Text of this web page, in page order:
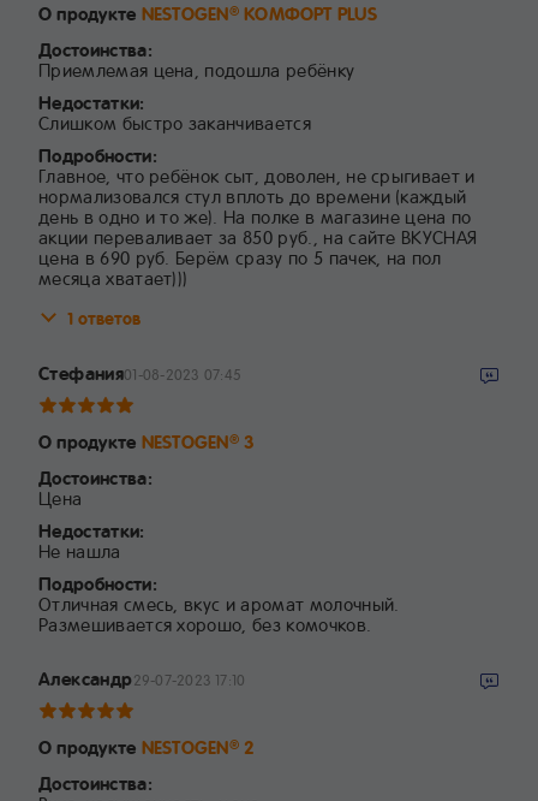
О продукте NESTOGEN®КОМФОРТ PLUS
Достоинства:
Приемлемая цена, подошла ребёнку
Недостатки:
Слишком быстро заканчивается
Подробности:
Главное, что ребёнок сыт, доволен, не срыгивает и
нормализовался стул вплоть до времени (каждый
день в одно и то же). На полке в магазине цена по
акции переваливает за 850 руб., на сайте ВКУСНАЯ
цена в 690 руб. Берём сразу по 5 пачек, на пол
месяца хватает)))
1 ответов
Стефания01-08-2023 07:45
О продукте NESTOGEN®3
Достоинства:
Цена
Недостатки:
Не нашла
Подробности:
Отличная смесь, вкус и аромат молочный.
Размешивается хорошо, без комочков.
Александр29-07-2023 17:10
О продукте NESTOGEN®2
Достоинства: